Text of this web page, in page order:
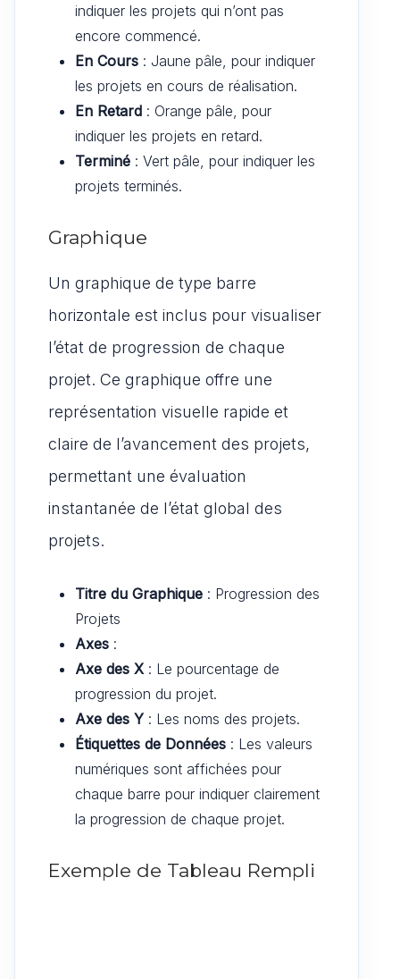
indiquer les projets qui n’ont pas
encore commencé.
En Cours : Jaune pâle, pour indiquer
les projets en cours de réalisation.
En Retard : Orange pâle, pour
indiquer les projets en retard.
Terminé : Vert pâle, pour indiquer les
projets terminés.
Graphique
Un graphique de type barre
horizontale est inclus pour visualiser
l’état de progression de chaque
projet. Ce graphique offre une
représentation visuelle rapide et
claire de l’avancement des projets,
permettant une évaluation
instantanée de l’état global des
projets.
Titre du Graphique : Progression des
Projets
Axes :
Axe des X : Le pourcentage de
progression du projet.
Axe des Y : Les noms des projets.
Étiquettes de Données : Les valeurs
numériques sont affichées pour
chaque barre pour indiquer clairement
la progression de chaque projet.
Exemple de Tableau Rempli